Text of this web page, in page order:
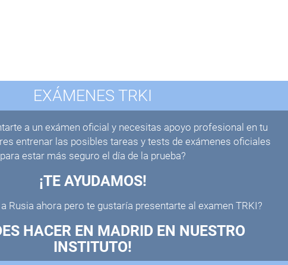
EXÁMENES TRKI
a un exámen oficial y necesitas apoyo profesional en tu
entrenar las posibles tareas y tests de exámenes oficiales
para estar más seguro el día de la prueba?
¡TE AYUDAMOS!
Rusia ahora pero te gustaría presentarte al examen TRKI?
HACER EN MADRID EN NUESTRO
INSTITUTO!